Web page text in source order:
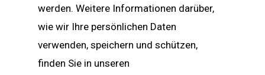
werden. Weitere Informationen darüber,
wie wir Ihre persönlichen Daten
verwenden, speichern und schützen,
finden Sie in unseren